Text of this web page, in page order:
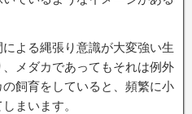
よる縄張り意識が大変強い生
メダカであってもそれは例外
飼育をしていると、頻繁に小
まいます。